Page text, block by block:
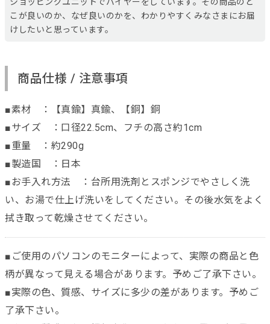
こが良いのか、なぜ良いのかを、わかりやすくみなさまにお届
けしたいと思っています。
商品仕様 / 注意事項
■素材 ：【真鍮】真鍮、【銅】銅
■サイズ ：口径22.5cm、フチの高さ約1cm
■重量 ：約290g
■製造国 ：日本
■お手入れ方法 ：台所用洗剤とスポンジでやさしく洗
い、お湯で仕上げ洗いをしてください。その後水気をよく
拭き取って乾燥させてください。
■ご使用のパソコンのモニターによって、実際の商品と色
柄が異なって見える場合があります。予めご了承下さい。
■実際の色、質感、サイズに多少の差があります。予めご
了承下さい。